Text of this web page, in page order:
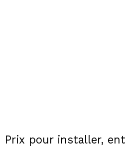
Prix pour installer,